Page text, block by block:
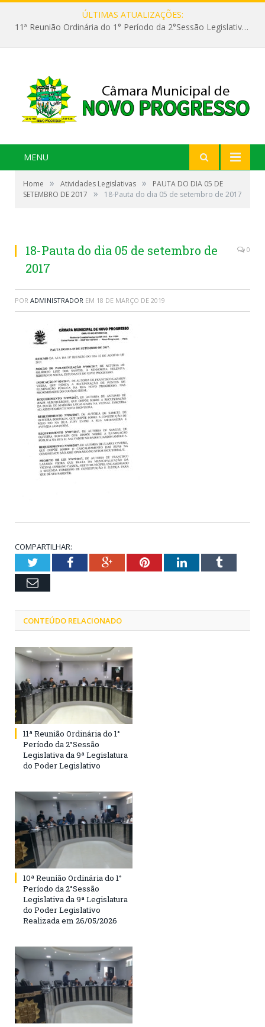
ÚLTIMAS ATUALIZAÇÕES:
11ª Reunião Ordinária do 1° Período da 2°Sessão Legislativa da 9ª Legislatura do Poder Legislativo
MENU
Home » Atividades Legislativas »
PAUTA DO DIA 05 DE
SETEMBRO DE 2017
» 18-Pauta do dia 05 de setembro de 2017
18-Pauta do dia 05 de setembro de
2017
0
POR ADMINISTRADOR EM 18 DE MARÇO DE 2019
COMPARTILHAR:
TwitterFacebookGoogle+PinterestLinkedInTumblr
Email
CONTEÚDO RELACIONADO
11ª Reunião Ordinária do 1°
Período da 2°Sessão
Legislativa da 9ª Legislatura
do Poder Legislativo
10ª Reunião Ordinária do 1°
Período da 2°Sessão
Legislativa da 9ª Legislatura
do Poder Legislativo
Realizada em 26/05/2026